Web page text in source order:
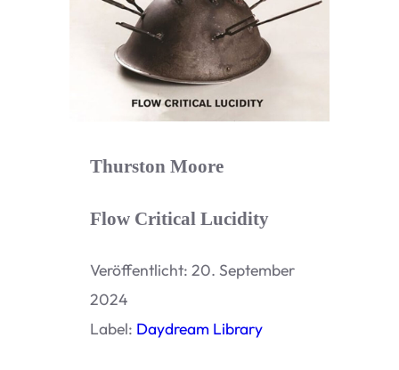
Thurston Moore
Flow Critical Lucidity
Ver­öf­fent­licht: 20. Sep­tem­ber
2024
Label: Day­d­ream Library